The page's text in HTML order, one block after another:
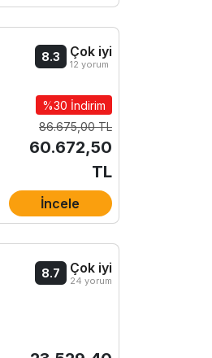
8.3 Çok iyi
12 yorum
%30 İndirim
86.675,00 TL
60.672,50
TL
İncele
8.7 Çok iyi
24 yorum